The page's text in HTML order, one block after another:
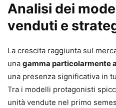
Analisi dei
venduti e
La crescita raggiunta sul
una gamma particolarmente
una presenza significativa in
Tra i modelli protagonisti
unità vendute nel primo